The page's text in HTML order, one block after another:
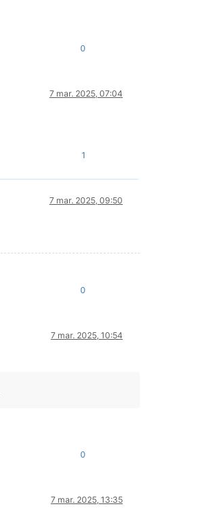
0
7 mar. 2025, 07:04
1
7 mar. 2025, 09:50
0
7 mar. 2025, 10:54
0
7 mar. 2025, 13:35